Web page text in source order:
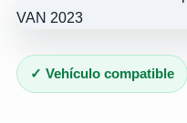
✓ Vehículo compatible